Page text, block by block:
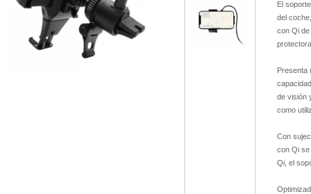
El
del
con Qi
Presenta
de visión
como
Con
con Qi se
Qi, el